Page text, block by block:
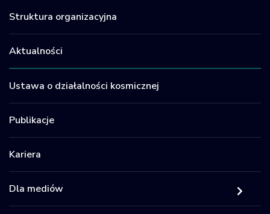
Struktura organizacyjna
Aktualności
Ustawa o działalności kosmicznej
Publikacje
Kariera
Dla mediów